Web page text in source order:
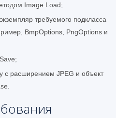
Image.Load;
требуемого подкласса
BmpOptions, PngOptions и
с расширением JPEG и объект